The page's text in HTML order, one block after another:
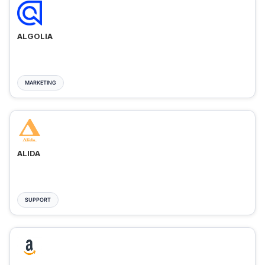
ALGOLIA
MARKETING
ALIDA
SUPPORT